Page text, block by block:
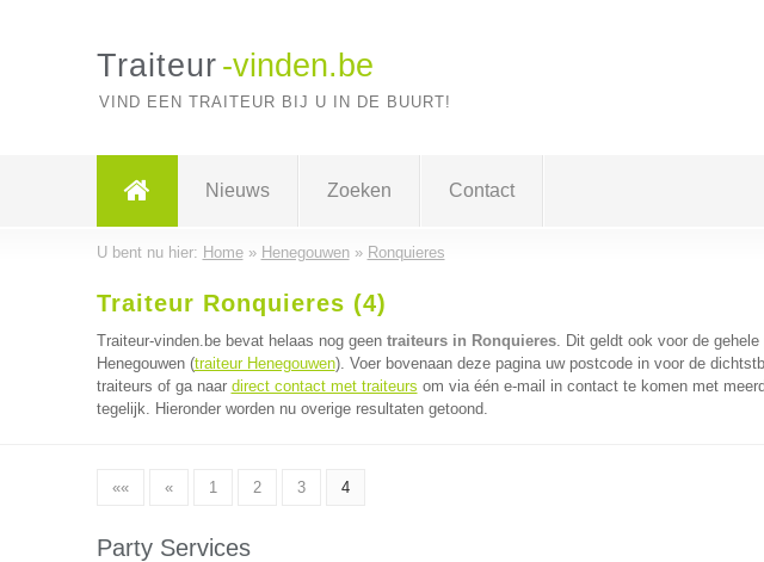
Traiteur -vinden.be
VIND EEN TRAITEUR BIJ U IN DE BUURT!
Nieuws Zoeken Contact
U bent nu hier: Home» Henegouwen» Ronquieres
Traiteur Ronquieres (4)
Traiteur-vinden.be bevat helaas nog geen traiteurs in Ronquieres. Dit geldt ook voor de gehele
Henegouwen (traiteur Henegouwen). Voer bovenaan deze pagina uw postcode in voor de
traiteurs of ga naar direct contact met traiteurs om via één e-mail in contact te komen met
tegelijk. Hieronder worden nu overige resultaten getoond.
«« « 1 2 3 4
Party Services